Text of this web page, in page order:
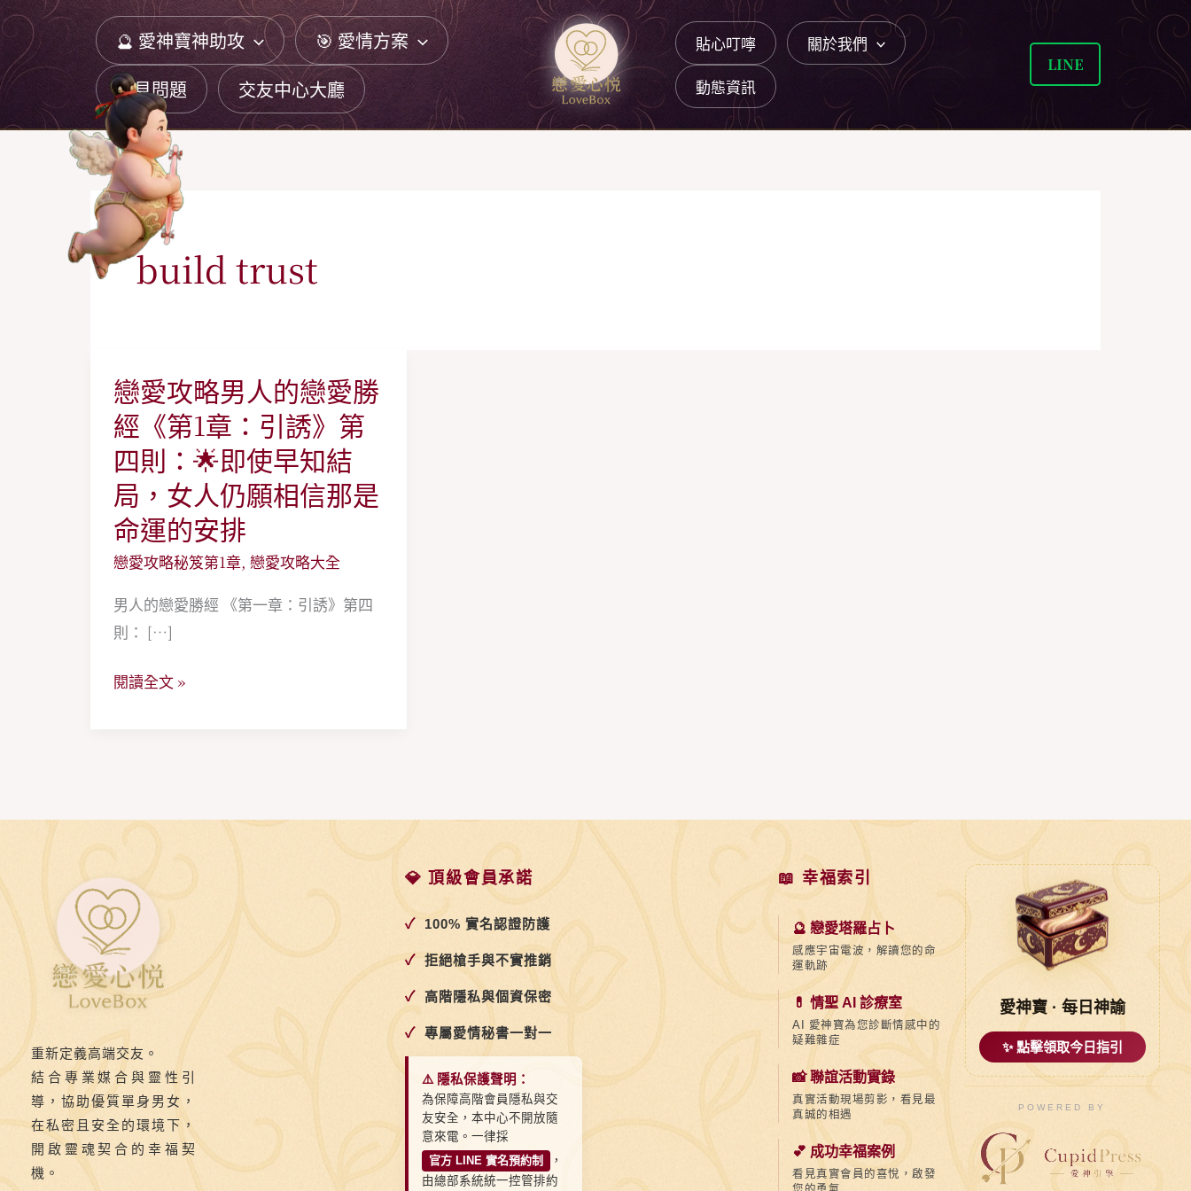
跳
至
主
要
內
🔮 愛神寶神助攻
🎯 愛情方案
常見問題
交友中心大廳
貼心叮嚀
關於我們
動態資訊
LINE
build trust
戀愛攻略男人的戀愛勝
經《第1章：引誘》第
四則：🌟即使早知結
局，女人仍願相信那是
命運的安排
戀愛攻略秘笈第1章, 戀愛攻略大全
男人的戀愛勝經 《第一章：引誘》第四
則： […]
戀
愛
攻
略
男
人
的
愛
勝
《第
第
則：
🌟
即
使
早
結
局，
女
人
仍
閱讀全文 »
重新定義高端交友。
結合專業媒合與靈性引
導，協助優質單身男女，
在私密且安全的環境下，
開啟靈魂契合的幸福契
機。
💎 頂級會員承諾
✓ 100% 實名認證防護
✓ 拒絕槍手與不實推銷
✓ 高階隱私與個資保密
✓ 專屬愛情秘書一對一
⚠️ 隱私保護聲明：
為保障高階會員隱私與交
友安全，本中心不開放隨
意來電。一律採
官方 LINE 實名預約制
，
由總部系統統一控管排約
📖 幸福索引
🔮 戀愛塔羅占卜
感應宇宙電波，解讀您的命
運軌跡
💊 情聖 AI 診療室
AI 愛神寶為您診斷情感中的
疑難雜症
📸 聯誼活動實錄
真實活動現場剪影，看見最
真誠的相遇
💕 成功幸福案例
看見真實會員的喜悅，啟發
愛神寶 · 每日神諭
✨ 點擊領取今日指引
POWERED BY